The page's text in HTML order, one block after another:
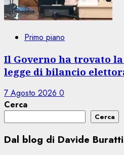
Primo piano
Il Governo ha trovato
legge di bilancio
7 Agosto 2026 0
Cerca
Cerca
Dal blog di Davide Buratti